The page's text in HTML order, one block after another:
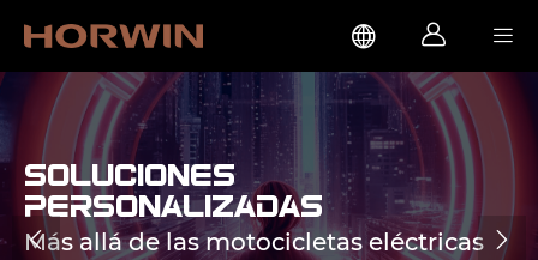
  
Soluciones
personalizadas
Más allá de las motocicletas eléctricas
 